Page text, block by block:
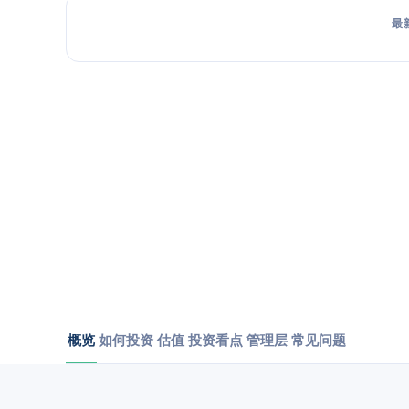
最
概览 如何投资 估值 投资看点 管理层 常见问题